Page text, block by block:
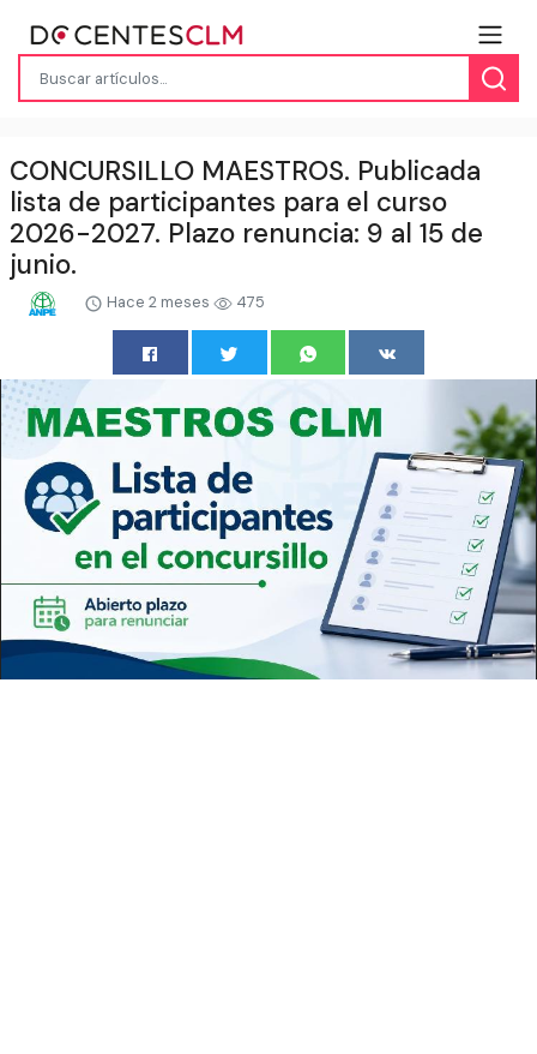
CONCURSILLO MAESTROS. Publicada
lista de participantes para el curso
2026-2027. Plazo renuncia: 9 al 15 de
junio.
Hace 2 meses 475